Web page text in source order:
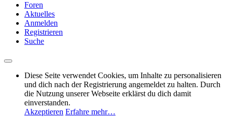
Foren
Aktuelles
Anmelden
Registrieren
Suche
Diese Seite verwendet Cookies, um Inhalte zu personalisieren
und dich nach der Registrierung angemeldet zu halten. Durch
die Nutzung unserer Webseite erklärst du dich damit
einverstanden.
Akzeptieren Erfahre mehr…